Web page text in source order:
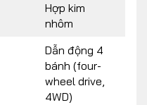
Hợp kim
nhôm
Dẫn động 4
bánh (four-
wheel drive,
4WD)